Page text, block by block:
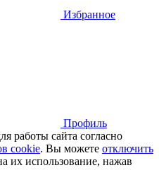
Избранное
Профиль
работы сайта согласно
cookie. Вы можете отключить
их использование, нажав